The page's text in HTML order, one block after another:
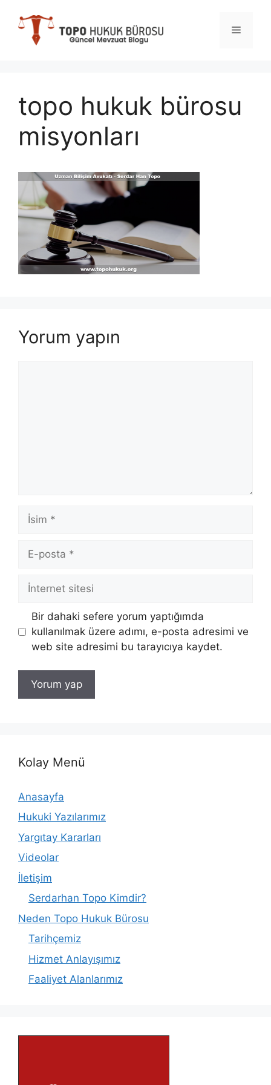
Menü
topo hukuk bürosu
misyonları
Yorum yapın
İsim
posta
İnternet
Bir dahaki sefere yorum yaptığımda
kullanılmak üzere adımı, e-posta adresimi ve
web site adresimi bu tarayıcıya kaydet.
Kolay Menü
Anasayfa
Hukuki Yazılarımız
Yargıtay Kararları
Videolar
İletişim
Serdarhan Topo Kimdir?
Neden Topo Hukuk Bürosu
Tarihçemiz
Hizmet Anlayışımız
Faaliyet Alanlarımız